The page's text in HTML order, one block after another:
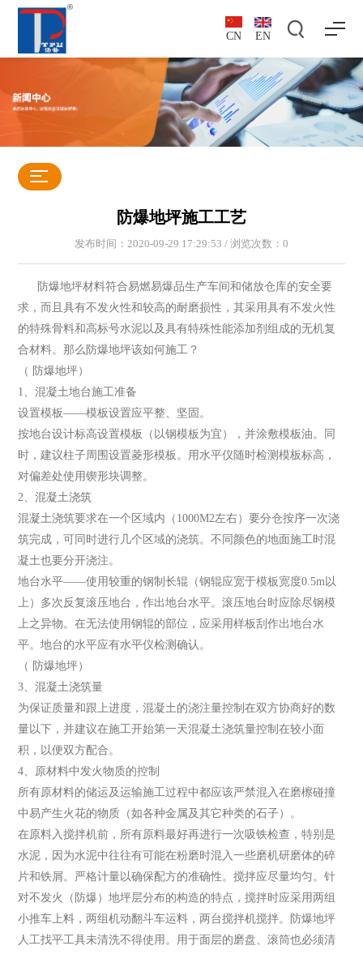
CN EN
防爆地坪施工工艺
发布时间：2020-09-29 17:29:53 / 浏览次数： 0
防爆地坪材料符合易燃易爆品生产车间和储放仓库的安全要
求，而且具有不发火性和较高的耐磨损性，其采用具有不发火性
的特殊骨料和高标号水泥以及具有特殊性能添加剂组成的无机复
合材料。那么防爆地坪该如何施工？
（ 防爆地坪）
1、混凝土地台施工准备
设置模板——模板设置应平整、坚固。
按地台设计标高设置模板（以钢模板为宜），并涂敷模板油。同
时，建议柱子周围设置菱形模板。用水平仪随时检测模板标高，
对偏差处使用锲形块调整。
2、混凝土浇筑
混凝土浇筑要求在一个区域内（1000M2左右）要分仓按序一次浇
筑完成，可同时进行几个区域的浇筑。不同颜色的地面施工时混
凝土也要分开浇注。
地台水平——使用较重的钢制长辊（钢辊应宽于模板宽度0.5m以
上）多次反复滚压地台，作出地台水平。滚压地台时应除尽钢模
上之异物。在无法使用钢辊的部位，应采用样板刮作出地台水
平。地台的水平应有水平仪检测确认。
（ 防爆地坪）
3、混凝土浇筑量
为保证质量和跟上进度，混凝土的浇注量控制在双方协商好的数
量以下，并建议在施工开始第一天混凝土浇筑量控制在较小面
积，以便双方配合。
4、原材料中发火物质的控制
所有原材料的储运及运输施工过程中都应该严禁混入在磨檫碰撞
中易产生火花的物质（如各种金属及其它种类的石子）。
在原料入搅拌机前，所有原料最好再进行一次吸铁检查，特别是
水泥，因为水泥中往往有可能在粉磨时混入一些磨机研磨体的碎
片和铁屑。严格计量以确保配方的准确性。搅拌应尽量均匀。针
对不发火（防爆）地坪层分布的构造的特点，搅拌时应采用两组
小推车上料，两组机动翻斗车运料，两台搅拌机搅拌。防爆地坪
人工找平工具未清洗不得使用。用于面层的磨盘、滚筒也必须清